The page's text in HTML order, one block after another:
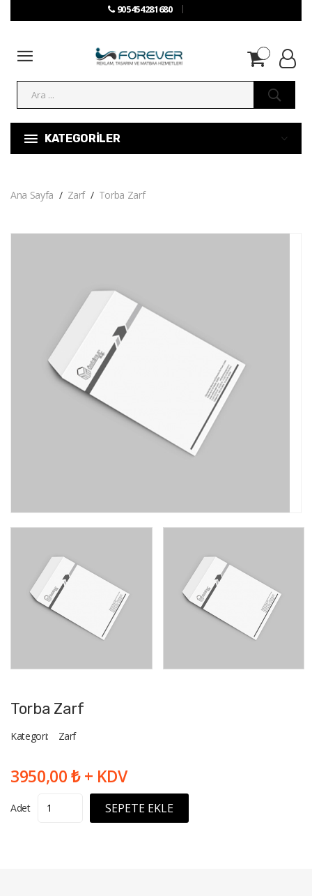
905454281680
KATEGORİLER
Ana Sayfa Zarf Torba Zarf
Torba Zarf
Kategori: Zarf
3950,00 ₺ + KDV
Adet SEPETE EKLE